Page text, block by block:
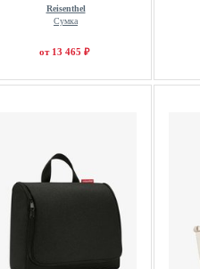
Reisenthel
Сумка
от 13 465 ₽